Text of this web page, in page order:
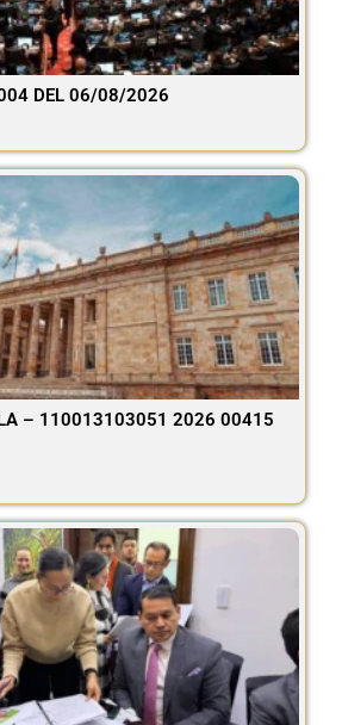
DEL 06/08/2026
– 110013103051 2026 00415